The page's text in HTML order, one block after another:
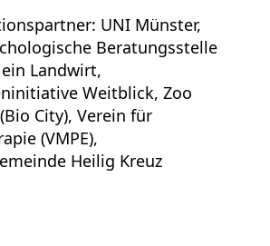
UNI Münster,
Beratungsstelle
Landwirt,
Weitblick, Zoo
City), Verein für
(VMPE),
Heilig Kreuz